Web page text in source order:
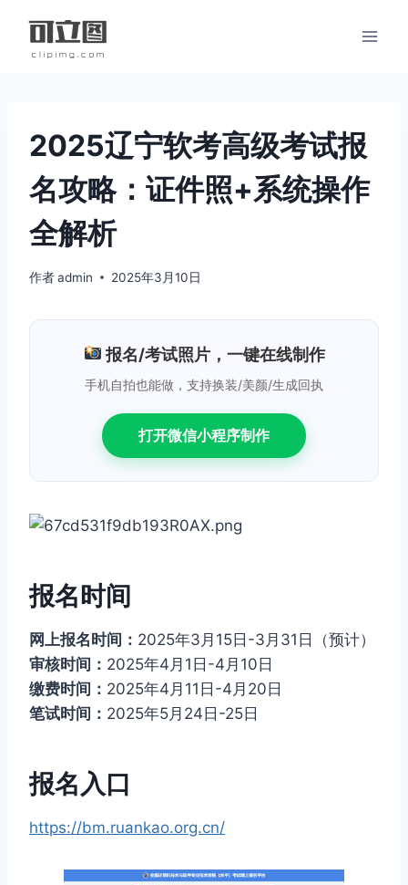
2025辽宁软考高级考试报
名攻略：证件照+系统操作
全解析
作者admin 2025年3月10日
报名/考试照片，一键在线制作
手机自拍也能做，支持换装/美颜/生成回执
打开微信小程序制作
报名时间
网上报名时间： 2025年3月15日-3月31日（预计）
审核时间： 2025年4月1日-4月10日
缴费时间： 2025年4月11日-4月20日
笔试时间： 2025年5月24日-25日
报名入口
https://bm.ruankao.org.cn/